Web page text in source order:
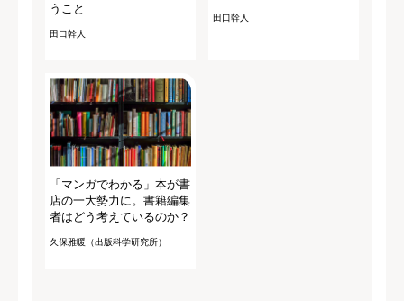
うこと
田口幹人
田口幹人
「マンガでわかる」本が書
店の一大勢力に。書籍編集
者はどう考えているのか？
久保雅暖（出版科学研究所）